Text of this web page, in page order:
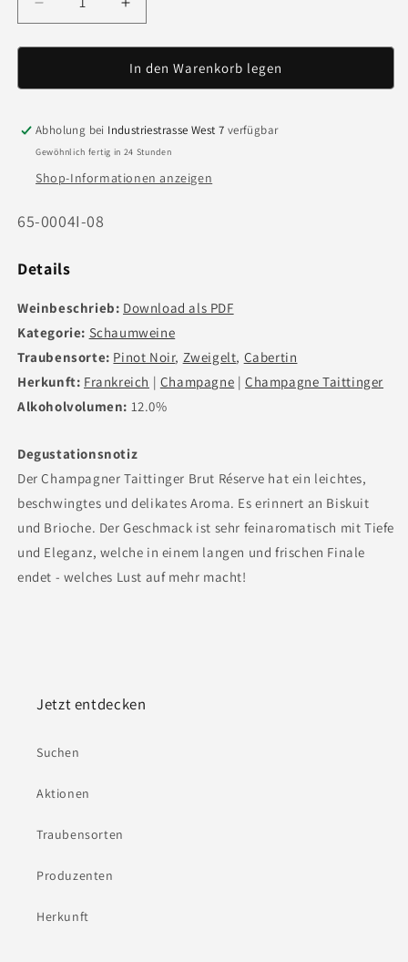
Verringere
die
Menge
Taittinger
Réserve
-
Erhöhe
die
Menge
für
Taittinger
Réserve
-
In den Warenkorb legen
Abholung bei Industriestrasse West 7 verfügbar
Gewöhnlich fertig in 24 Stunden
Shop-Informationen anzeigen
Art.
65-0004I-08
Details
Weinbeschrieb: Download als PDF
Kategorie: Schaumweine
Traubensorte: Pinot Noir, Zweigelt, Cabertin
Herkunft: Frankreich | Champagne |Champagne Taittinger
Alkoholvolumen: 12.0%
Degustationsnotiz
Der Champagner Taittinger Brut Réserve hat ein leichtes,
beschwingtes und delikates Aroma. Es erinnert an Biskuit
und Brioche. Der Geschmack ist sehr feinaromatisch mit Tiefe
und Eleganz, welche in einem langen und frischen Finale
endet - welches Lust auf mehr macht!
Jetzt entdecken
Suchen
Aktionen
Traubensorten
Produzenten
Herkunft